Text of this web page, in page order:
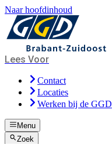
Naar hoofdinhoud
Lees Voor
Contact
Locaties
Werken bij de GGD
Menu
Zoek